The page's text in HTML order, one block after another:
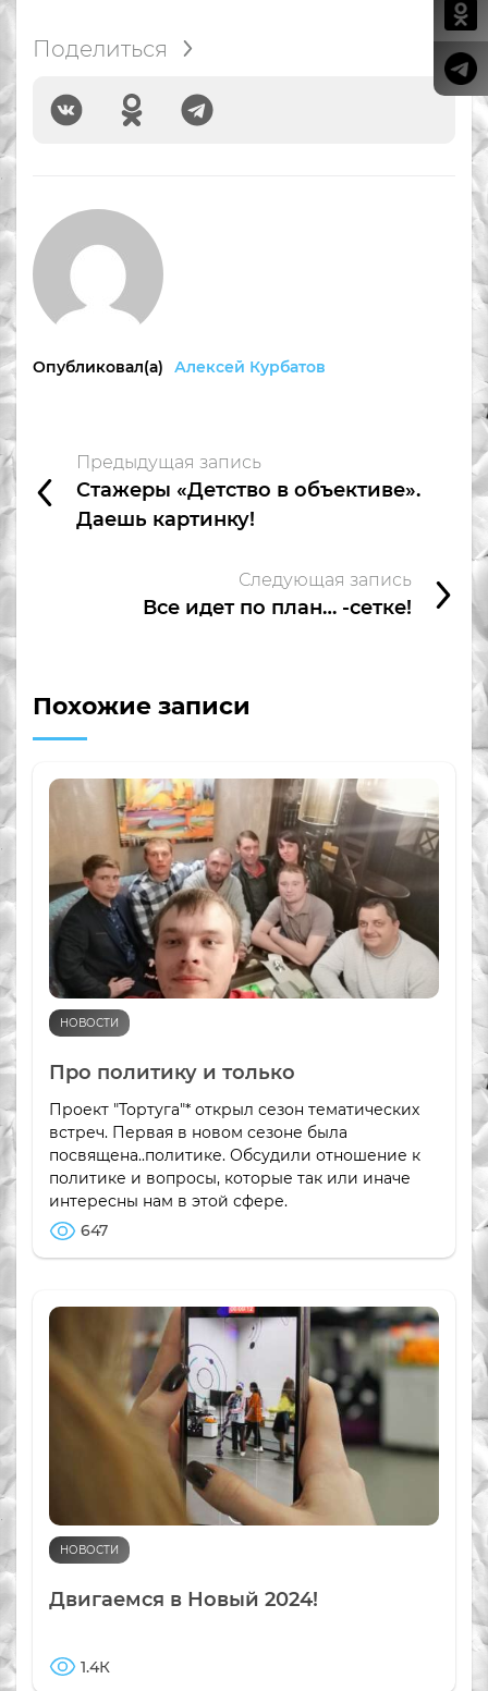
Поделиться
Опубликовал(а) Алексей Курбатов
Предыдущая запись
Стажеры «Детство в объективе».
Даешь картинку!
Следующая запись
Все идет по план… -сетке!
Похожие записи
НОВОСТИ
Про политику и только
Проект "Тортуга"* открыл сезон тематических
встреч. Первая в новом сезоне была
посвящена..политике. Обсудили отношение к
политике и вопросы, которые так или иначе
интересны нам в этой сфере.
647
НОВОСТИ
Двигаемся в Новый 2024!
1.4К